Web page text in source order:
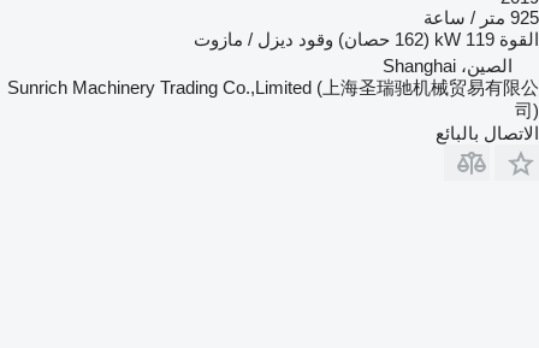
925 متر / ساعة
القوة 119 kW (162 حصان) وقود ديزل / مازوت
الصين، Shanghai
Sunrich Machinery Trading Co.,Limited (上海圣瑞驰机械贸易有限公
司)
الاتصال بالبائع